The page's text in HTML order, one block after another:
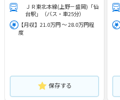
ＪＲ東北本線(上野－盛岡)「仙
台駅」（バス・車25分）
【月収】21.0万円 ～ 28.0万円程
度
保存する